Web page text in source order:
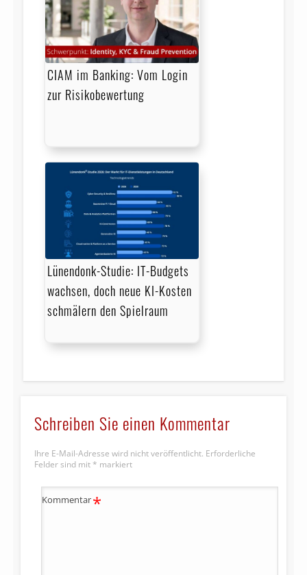
CIAM im Banking: Vom Login
zur Risikobewertung
Lünendonk-Studie: IT-Budgets
wachsen, doch neue KI-Kosten
schmälern den Spielraum
Schreiben Sie einen Kommentar
Ihre E-Mail-Adresse wird nicht veröffentlicht. Erforderliche
Felder sind mit * markiert
Kommentar*